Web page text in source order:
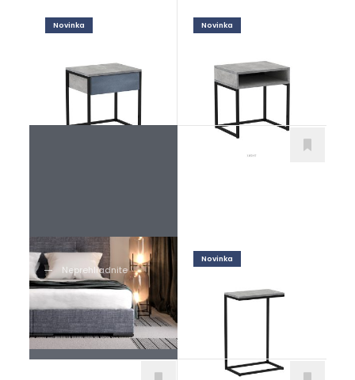
Novinka
Doplnky
Novinka
Doplnky
Neprehliadnite
Vyberte si ideálnu
posteľ do svojej
spálne
Novinka
Pietro
Doplnky